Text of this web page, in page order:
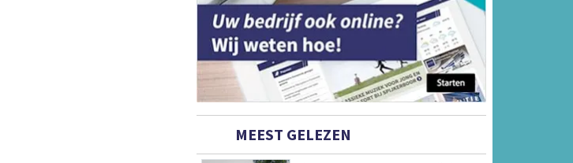
MEEST GELEZEN